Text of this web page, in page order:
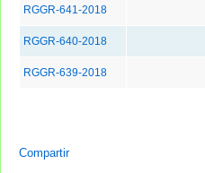
RGGR-641-2018
RGGR-640-2018
RGGR-639-2018
Compartir